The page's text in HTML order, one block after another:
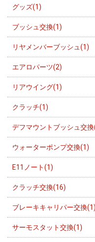
グッズ(1)
ブッシュ交換(1)
リヤメンバーブッシュ(1)
エアロパーツ(2)
リアウイング(1)
クラッチ(1)
デフマウントブッシュ交
ウォーターポンプ交換(1)
E11ノート(1)
クラッチ交換(16)
ブレーキキャリパー交換(1)
サーモスタット交換(1)